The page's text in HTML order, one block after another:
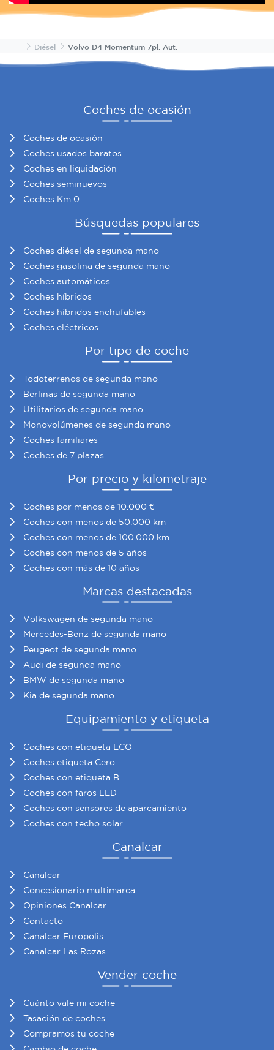
InicioDiésel Volvo D4 Momentum 7pl. Aut.
Coches de ocasión
Coches de ocasión
Coches usados baratos
Coches en liquidación
Coches seminuevos
Coches Km 0
Búsquedas populares
Coches diésel de segunda mano
Coches gasolina de segunda mano
Coches automáticos
Coches híbridos
Coches híbridos enchufables
Coches eléctricos
Por tipo de coche
Todoterrenos de segunda mano
Berlinas de segunda mano
Utilitarios de segunda mano
Monovolúmenes de segunda mano
Coches familiares
Coches de 7 plazas
Por precio y kilometraje
Coches por menos de 10.000 €
Coches con menos de 50.000 km
Coches con menos de 100.000 km
Coches con menos de 5 años
Coches con más de 10 años
Marcas destacadas
Volkswagen de segunda mano
Mercedes-Benz de segunda mano
Peugeot de segunda mano
Audi de segunda mano
BMW de segunda mano
Kia de segunda mano
Equipamiento y etiqueta
Coches con etiqueta ECO
Coches etiqueta Cero
Coches con etiqueta B
Coches con faros LED
Coches con sensores de aparcamiento
Coches con techo solar
Canalcar
Canalcar
Concesionario multimarca
Opiniones Canalcar
Contacto
Canalcar Europolis
Canalcar Las Rozas
Vender coche
Cuánto vale mi coche
Tasación de coches
Compramos tu coche